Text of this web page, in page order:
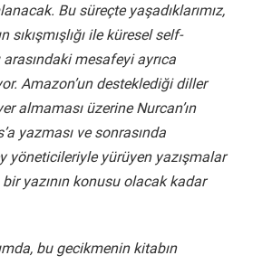
Bu süreçte yaşadıklarımız,
sıkışmışlığı ile küresel self-
mesafeyi ayrıca
Amazon’un desteklediği diller
almaması üzerine Nurcan’ın
yazması ve sonrasında
yöneticileriyle yürüyen yazışmalar
bir yazının konusu olacak kadar
bu gecikmenin kitabın